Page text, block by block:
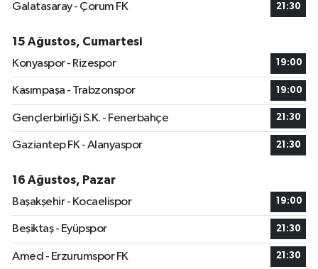
Galatasaray - Çorum FK
21:30
15 Ağustos, Cumartesi
Konyaspor - Rizespor
19:00
Kasımpaşa - Trabzonspor 19:00
Gençlerbirliği S.K. - Fenerbahçe 21:30
Gaziantep FK - Alanyaspor 21:30
16 Ağustos, Pazar
Başakşehir - Kocaelispor
19:00
Beşiktaş - Eyüpspor 21:30
Amed - Erzurumspor FK 21:30